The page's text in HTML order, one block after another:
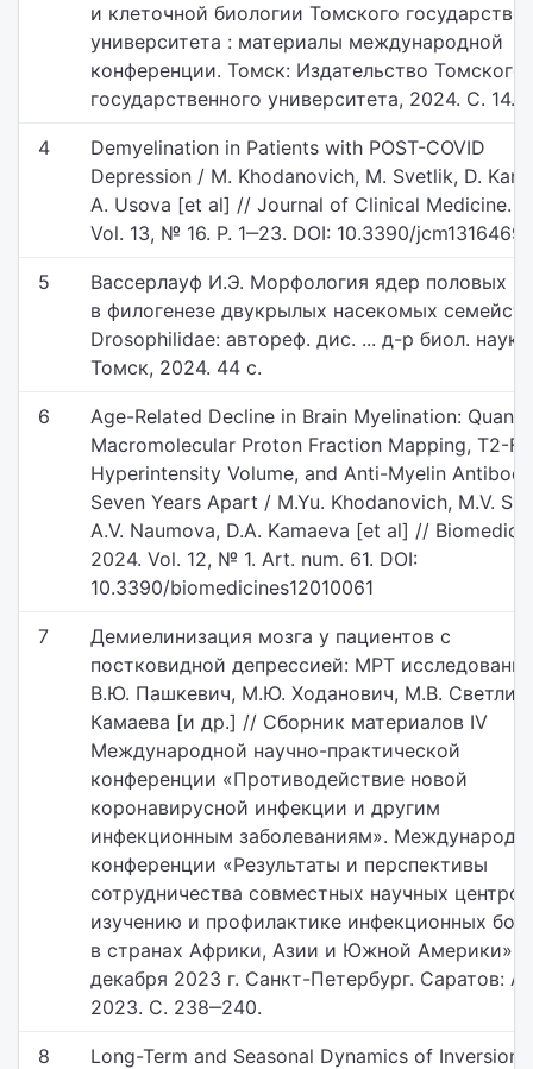
и клеточной биологии Томского
университета : материалы международной
конференции. Томск: Издательство Томского
государственного университета, 2024. С. 14.
4
Demyelination in Patients with POST-COVID
Depression / M. Khodanovich, M. Svetlik, D.
А. Usova [et al] // Journal of Clinical Medicine.
Vol. 13, № 16. P. 1‒23. DOI: 10.3390/
5
Вассерлауф И.Э. Морфология ядер половых
в филогенезе двукрылых насекомых
Drosophilidae: автореф. дис. ... д-р биол. наук.
Томск, 2024. 44 с.
6
Age-Related Decline in Brain Myelination:
Macromolecular Proton Fraction Mapping, T2-
Hyperintensity Volume, and Anti-Myelin
Seven Years Apart / M.Yu. Khodanovich, M.V.
A.V. Naumova, D.A. Kamaeva [et al] //
2024. Vol. 12, № 1. Art. num. 61. DOI:
10.3390/biomedicines12010061
7
Демиелинизация мозга у пациентов с
постковидной депрессией: МРТ
В.Ю. Пашкевич, М.Ю. Ходанович, М.В.
Камаева [и др.] // Сборник материалов IV
Международной научно-практической
конференции «Противодействие новой
коронавирусной инфекции и другим
инфекционным заболеваниям».
конференции «Результаты и перспективы
сотрудничества совместных научных
изучению и профилактике инфекционных
в странах Африки, Азии и Южной Америки»
декабря 2023 г. Санкт-Петербург. Саратов:
2023. С. 238‒240.
8
Long-Term and Seasonal Dynamics of Inversion